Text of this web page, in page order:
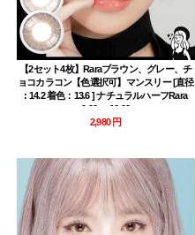
【2セット4枚】Raraブラウン、グレー、チ
ョコカラコン【色選択可】マンスリー [直径
: 14.2 着色：13.6 ] ナチュラルハーフRara
0.00～-10.00
2,980 円